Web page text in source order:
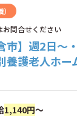
問合せください
市】週2日
護老人ホー
1,140円～